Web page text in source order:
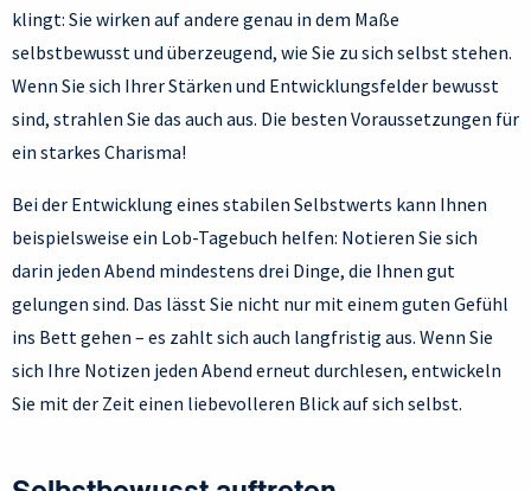
klingt: Sie wirken auf andere genau in dem Maße
selbstbewusst und überzeugend, wie Sie zu sich selbst stehen.
Wenn Sie sich Ihrer Stärken und Entwicklungsfelder bewusst
sind, strahlen Sie das auch aus. Die besten Voraussetzungen für
ein starkes Charisma!
Bei der Entwicklung eines stabilen Selbstwerts kann Ihnen
beispielsweise ein Lob-Tagebuch helfen: Notieren Sie sich
darin jeden Abend mindestens drei Dinge, die Ihnen gut
gelungen sind. Das lässt Sie nicht nur mit einem guten Gefühl
ins Bett gehen – es zahlt sich auch langfristig aus. Wenn Sie
sich Ihre Notizen jeden Abend erneut durchlesen, entwickeln
Sie mit der Zeit einen liebevolleren Blick auf sich selbst.